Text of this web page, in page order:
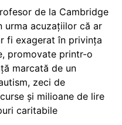
de la Cambridge
urma acuzațiilor că ar
fi exagerat în privința
promovate printr-o
marcată de un
zeci de
și milioane de lire
caritabile